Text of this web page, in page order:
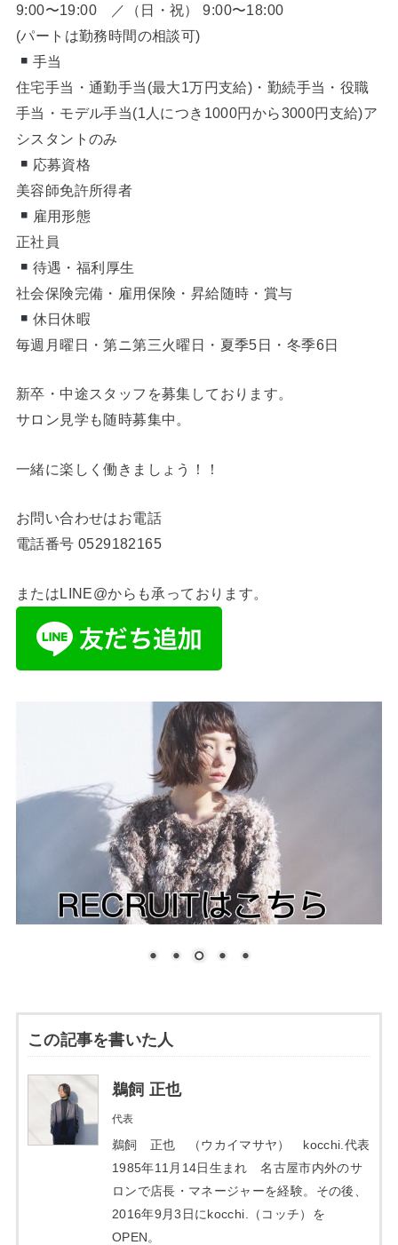
9:00〜19:00 ／（日・祝） 9:00〜18:00
(パートは勤務時間の相談可)
手当
住宅手当・通勤手当(最大1万円支給)・勤続手当・役職
手当・モデル手当(1人につき1000円から3000円支給)ア
シスタントのみ
応募資格
美容師免許所得者
雇用形態
正社員
待遇・福利厚生
社会保険完備・雇用保険・昇給随時・賞与
休日休暇
毎週月曜日・第ニ第三火曜日・夏季5日・冬季6日
新卒・中途スタッフを募集しております。
サロン見学も随時募集中。
一緒に楽しく働きましょう！！
お問い合わせはお電話
電話番号 0529182165
またはLINE@からも承っております。
この記事を書いた人
鵜飼 正也
代表
鵜飼 正也 （ウカイマサヤ） kocchi.代表
1985年11月14日生まれ 名古屋市内外のサ
ロンで店長・マネージャーを経験。その後、
2016年9月3日にkocchi.（コッチ）を
OPEN。